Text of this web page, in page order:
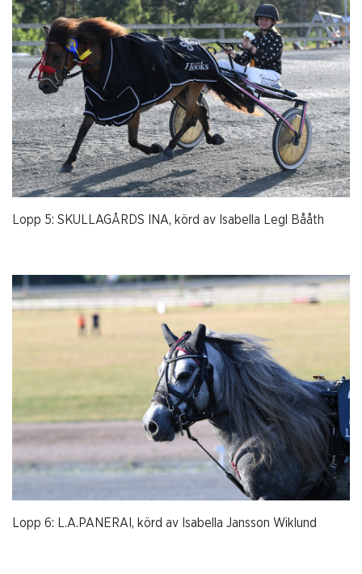
Lopp 5: SKULLAGÅRDS INA, körd av Isabella Legl Bååth
Lopp 6: L.A.PANERAI, körd av Isabella Jansson Wiklund